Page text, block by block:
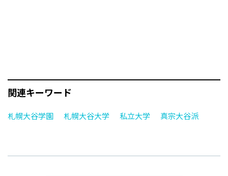
関連キーワード
札幌大谷学園 札幌大谷大学 私立大学 真宗大谷派